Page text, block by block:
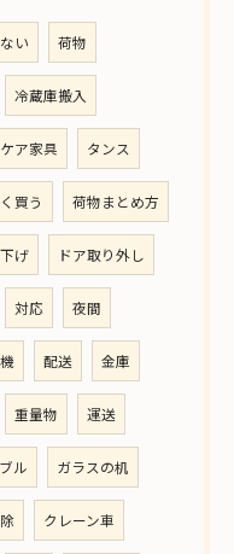
い 荷物
冷蔵庫搬入
ア家具 タンス
買う 荷物まとめ方
げ ドア取り外し
対応 夜間
配送 金庫
重量物 運送
ル ガラスの机
クレーン車